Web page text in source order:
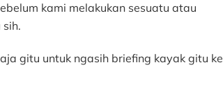
kami melakukan sesuatu atau
gitu untuk ngasih briefing kayak gitu ke